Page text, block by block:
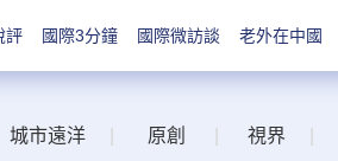
評 國際3分鐘 國際微訪談 老外在中國
城市遠洋 原創 視界